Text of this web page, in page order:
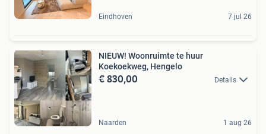
Eindhoven 7 jul 26
NIEUW! Woonruimte te huur
Koekoekweg, Hengelo
€ 830,00 Details
Naarden 1 aug 26